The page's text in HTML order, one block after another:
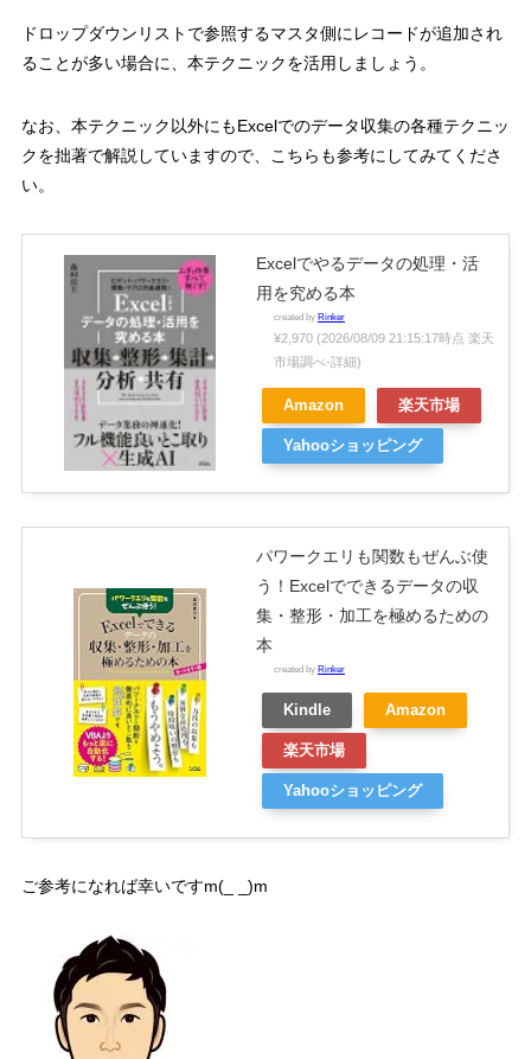
ドロップダウンリストで参照するマスタ側にレコードが追加され
ることが多い場合に、本テクニックを活用しましょう。
なお、本テクニック以外にもExcelでのデータ収集の各種テクニッ
クを拙著で解説していますので、こちらも参考にしてみてくださ
い。
Excelでやるデータの処理・活
用を究める本
created by Rinker
¥2,970 (2026/08/09 21:15:17時点 楽天
市場調べ-詳細)
Amazon 楽天市場
Yahooショッピング
パワークエリも関数もぜんぶ使
う！Excelでできるデータの収
集・整形・加工を極めるための
本
created by Rinker
Kindle Amazon
楽天市場
Yahooショッピング
ご参考になれば幸いですm(_ _)m